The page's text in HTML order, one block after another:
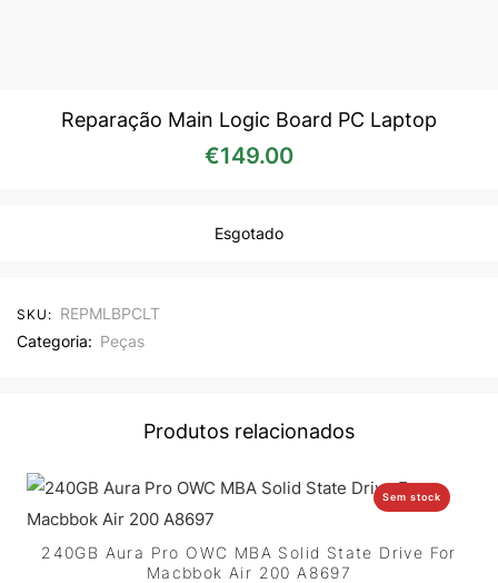
Reparação Main Logic Board PC Laptop
€149.00
Esgotado
SKU: REPMLBPCLT
Categoria: Peças
Produtos relacionados
Sem stock
240GB Aura Pro OWC MBA Solid State Drive For
Macbbok Air 200 A8697